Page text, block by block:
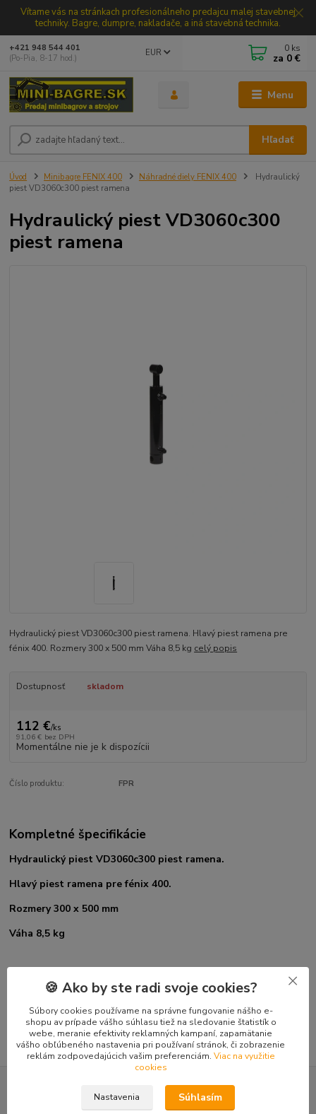
Vítame vás na stránkach profesionálneho predajcu malej stavebnej
techniky. Bagre, dumpre, nakladače, a iná stavebná technika.
Menu
EUR
Hľadať
+421 948 544 401
(Po-Pia, 8-17 hod.)
0 ks
za 0 €
Úvod Minibagre FENIX 400 Náhradné diely FENIX 400
Hydraulický
piest VD3060c300 piest ramena
Hydraulický piest VD3060c300
piest ramena
Hydraulický piest VD3060c300 piest ramena. Hlavý piest ramena pre
fénix 400. Rozmery 300 x 500 mm Váha 8,5 kg celý popis
Dostupnosť skladom
112 €/ks
91,06 € bez DPH
Momentálne nie je k dispozícii
Číslo produktu: FPR
Kompletné špecifikácie
Hydraulický piest VD3060c300 piest ramena.
Hlavý piest ramena pre fénix 400.
Rozmery 300 x 500 mm
Váha 8,5 kg
Tovar zaradený v kategóriách
Náhradné diely FENIX 400
Nepremeškajte novinky, akcie a
🍪 Ako by ste radi svoje cookies?
Súbory cookies používame na správne fungovanie nášho e-
shopu av prípade vášho súhlasu tiež na sledovanie štatistík o
webe, meranie efektivity reklamných kampaní, zapamätanie
vášho obľúbeného nastavenia pri používaní stránok, či zobrazenie
reklám zodpovedajúcich vašim preferenciám. Viac na využitie
cookies
Nastavenia Súhlasím